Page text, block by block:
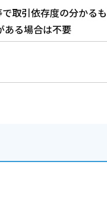
取引依存度の分かる
ある場合は不要